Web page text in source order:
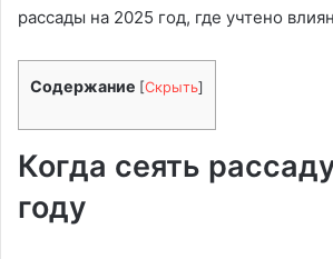
рассады на 2025 год, где учтено
Содержание [Скрыть]
Когда сеять
году